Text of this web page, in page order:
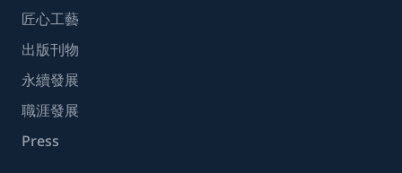
匠心工藝
出版刊物
永續發展
職涯發展
Press